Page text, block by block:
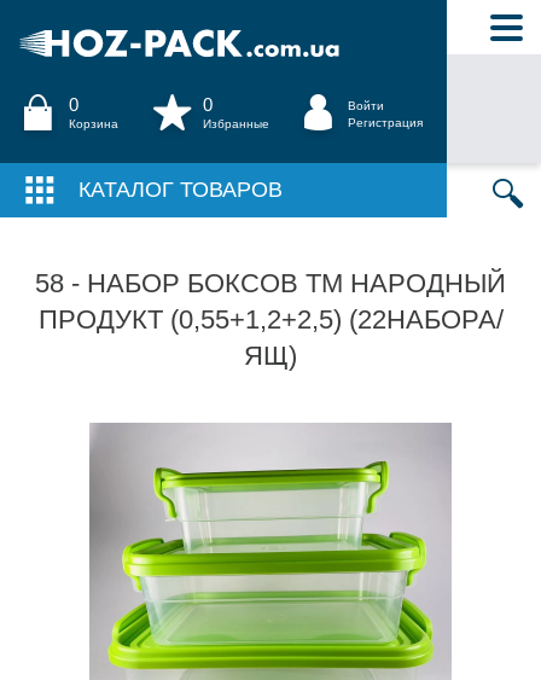
0
Корзина
0
Избранные
Войти
Регистрация
КАТАЛОГ ТОВАРОВ
58 - НАБОР БОКСОВ ТМ НАРОДНЫЙ
ПРОДУКТ (0,55+1,2+2,5) (22НАБОРА/
ЯЩ)